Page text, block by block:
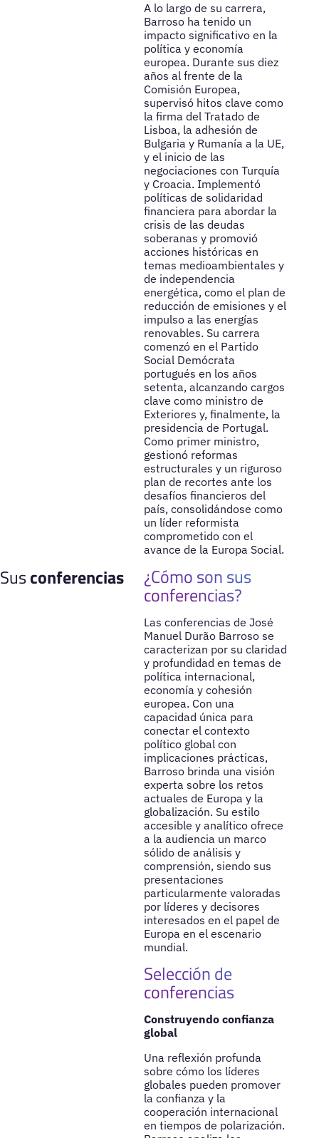
A lo largo de su carrera,
Barroso ha tenido un
impacto significativo en la
política y economía
europea. Durante sus diez
años al frente de la
Comisión Europea,
supervisó hitos clave como
la firma del Tratado de
Lisboa, la adhesión de
Bulgaria y Rumanía a la UE,
y el inicio de las
negociaciones con Turquía
y Croacia. Implementó
políticas de solidaridad
financiera para abordar la
crisis de las deudas
soberanas y promovió
acciones históricas en
temas medioambientales y
de independencia
energética, como el plan de
reducción de emisiones y el
impulso a las energías
renovables. Su carrera
comenzó en el Partido
Social Demócrata
portugués en los años
setenta, alcanzando cargos
clave como ministro de
Exteriores y, finalmente, la
presidencia de Portugal.
Como primer ministro,
gestionó reformas
estructurales y un riguroso
plan de recortes ante los
desafíos financieros del
país, consolidándose como
un líder reformista
comprometido con el
avance de la Europa Social.
Susconferencias ¿Cómo son sus
conferencias?
Las conferencias de José
Manuel Durão Barroso se
caracterizan por su claridad
y profundidad en temas de
política internacional,
economía y cohesión
europea. Con una
capacidad única para
conectar el contexto
político global con
implicaciones prácticas,
Barroso brinda una visión
experta sobre los retos
actuales de Europa y la
globalización. Su estilo
accesible y analítico ofrece
a la audiencia un marco
sólido de análisis y
comprensión, siendo sus
presentaciones
particularmente valoradas
por líderes y decisores
interesados en el papel de
Europa en el escenario
mundial.
Selección de
conferencias
Construyendo confianza
global
Una reflexión profunda
sobre cómo los líderes
globales pueden promover
la confianza y la
cooperación internacional
en tiempos de polarización.